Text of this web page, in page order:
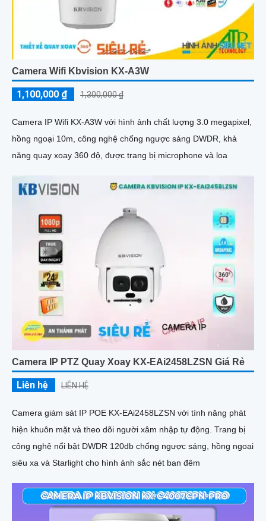
Camera Wifi Kbvision KX-A3W
1,100,000 ₫ 1,300,000 ₫
Camera IP Wifi KX-A3W với hình ảnh chất lượng 3.0 megapixel,
hồng ngoại 10m, công nghệ chống ngược sáng DWDR, khả
năng quay xoay 360 độ, được trang bị microphone và loa
Camera IP PTZ Quay Xoay KX-EAi2458LZSN Giá Rẻ
Liên hệ LIÊN HỆ
Camera giám sát IP POE KX-EAi2458LZSN với tính năng phát
hiện khuôn mặt và theo dõi người xâm nhập tự động. Trang bị
công nghệ nổi bật DWDR 120db chống ngược sáng, hồng ngoại
siêu xa và Starlight cho hình ảnh sắc nét ban đêm